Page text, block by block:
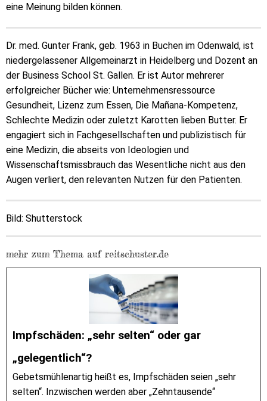
eine Meinung bilden können.
Dr. med. Gunter Frank, geb. 1963 in Buchen im Odenwald, ist
niedergelassener Allgemeinarzt in Heidelberg und Dozent an
der Business School St. Gallen. Er ist Autor mehrerer
erfolgreicher Bücher wie: Unternehmensressource
Gesundheit, Lizenz zum Essen, Die Mañana-Kompetenz,
Schlechte Medizin oder zuletzt Karotten lieben Butter. Er
engagiert sich in Fachgesellschaften und publizistisch für
eine Medizin, die abseits von Ideologien und
Wissenschaftsmissbrauch das Wesentliche nicht aus den
Augen verliert, den relevanten Nutzen für den Patienten.
Bild: Shutterstock
mehr zum Thema auf reitschuster.de
Impfschäden: „sehr selten“ oder gar
„gelegentlich“?
Gebetsmühlenartig heißt es, Impfschäden seien „sehr
selten“. Inzwischen werden aber „Zehntausende“